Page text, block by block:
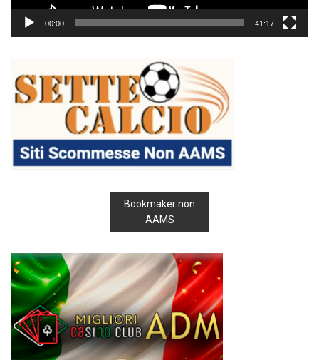
00:00 41:17
Bookmaker non
AAMS